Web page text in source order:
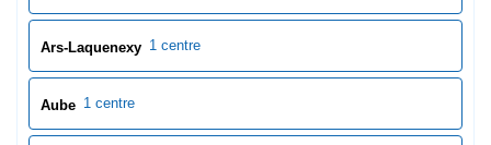
Ars-Laquenexy 1 centre
Aube 1 centre